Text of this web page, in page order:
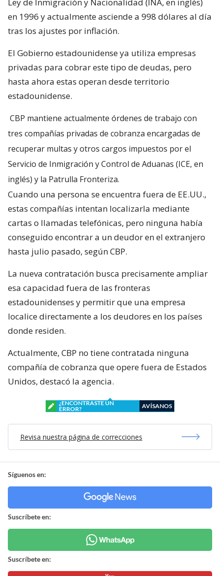
en 1996 y actualmente asciende a 998 dólares al día
tras los ajustes por inflación.
El Gobierno estadounidense ya utiliza empresas
privadas para cobrar este tipo de deudas, pero
hasta ahora estas operan desde territorio
estadounidense.
CBP mantiene actualmente órdenes de trabajo con
tres compañías privadas de cobranza encargadas de
recuperar multas y otros cargos impuestos por el
Servicio de Inmigración y Control de Aduanas (ICE, en
inglés) y la Patrulla Fronteriza.
Cuando una persona se encuentra fuera de EE.UU.,
estas compañías intentan localizarla mediante
cartas o llamadas telefónicas, pero ninguna había
conseguido encontrar a un deudor en el extranjero
hasta julio pasado, según CBP.
La nueva contratación busca precisamente ampliar
esa capacidad fuera de las fronteras
estadounidenses y permitir que una empresa
localice directamente a los deudores en los países
donde residen.
Actualmente, CBP no tiene contratada ninguna
compañía de cobranza que opere fuera de Estados
Unidos, destacó la agencia.
¿ENCONTRASTE UN
ERROR?
AVÍSANOS
Revisa nuestra página de correcciones
Síguenos en:
Suscríbete en:
Suscríbete en: